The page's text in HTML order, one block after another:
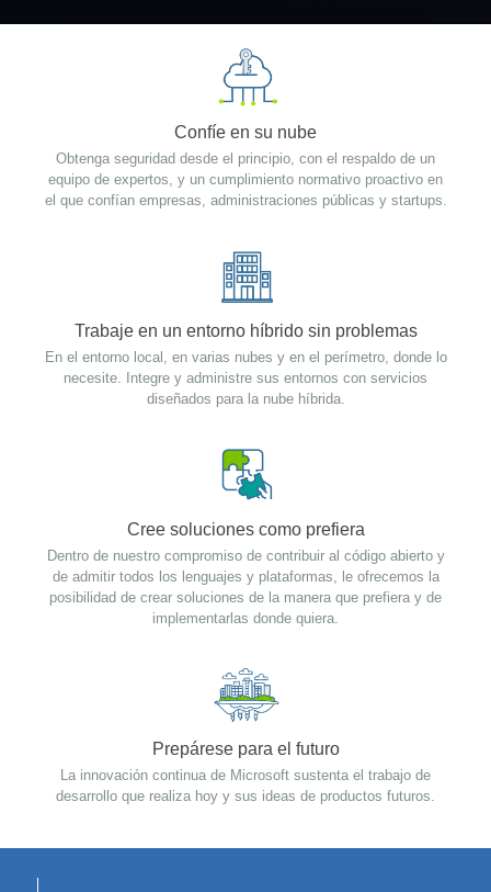
Confíe en su nube
Obtenga seguridad desde el principio, con el respaldo de un
equipo de expertos, y un cumplimiento normativo proactivo en
el que confían empresas, administraciones públicas y startups.
Trabaje en un entorno híbrido sin problemas
En el entorno local, en varias nubes y en el perímetro, donde lo
necesite. Integre y administre sus entornos con servicios
diseñados para la nube híbrida.
Cree soluciones como prefiera
Dentro de nuestro compromiso de contribuir al código abierto y
de admitir todos los lenguajes y plataformas, le ofrecemos la
posibilidad de crear soluciones de la manera que prefiera y de
implementarlas donde quiera.
Prepárese para el futuro
La innovación continua de Microsoft sustenta el trabajo de
desarrollo que realiza hoy y sus ideas de productos futuros.